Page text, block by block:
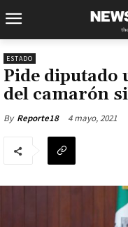
ESTADO
Pide diputado
del camarón
By Reporte18 4 mayo, 2021